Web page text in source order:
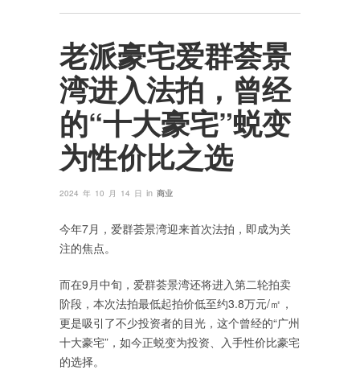
老派豪宅爱群荟景
湾进入法拍，曾经
的“十大豪宅”蜕变
为性价比之选
2024 年 10 月 14 日 in 商业
今年7月，爱群荟景湾迎来首次法拍，即成为关
注的焦点。
而在9月中旬，爱群荟景湾还将进入第二轮拍卖
阶段，本次法拍最低起拍价低至约3.8万元/㎡，
更是吸引了不少投资者的目光，这个曾经的“广州
十大豪宅”，如今正蜕变为投资、入手性价比豪宅
的选择。